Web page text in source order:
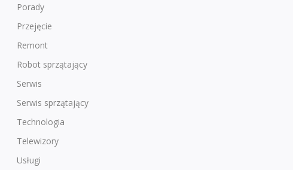
Porady
Przejęcie
Remont
Robot sprzątający
Serwis
Serwis sprzątający
Technologia
Telewizory
Usługi